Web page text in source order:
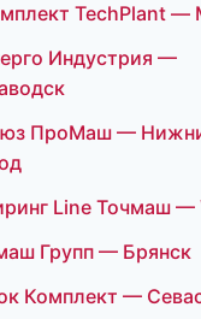
TechPlant —
Индустрия —
ПроМаш —
Line Точмаш —
Групп — Брянск
Комплект —